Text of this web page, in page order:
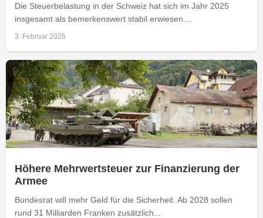
Die Steuerbelastung in der Schweiz hat sich im Jahr 2025
insgesamt als bemerkenswert stabil erwiesen....
3. Februar 2026
Höhere Mehrwertsteuer zur Finanzierung der
Armee
Bundesrat will mehr Geld für die Sicherheit. Ab 2028 sollen
rund 31 Milliarden Franken zusätzlich...